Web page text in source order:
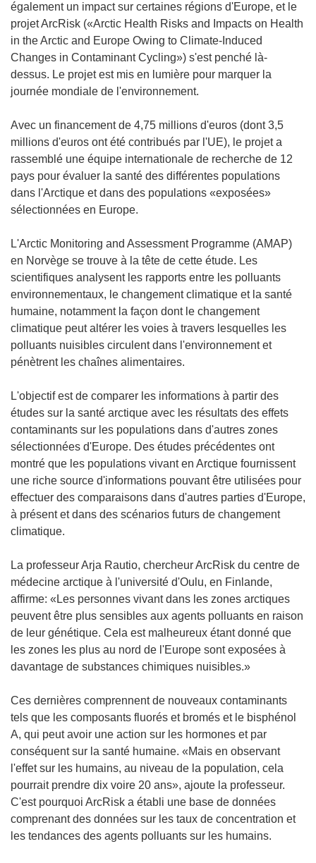
également un impact sur certaines régions d'Europe, et le
projet ArcRisk («Arctic Health Risks and Impacts on Health
in the Arctic and Europe Owing to Climate-Induced
Changes in Contaminant Cycling») s'est penché là-
dessus. Le projet est mis en lumière pour marquer la
journée mondiale de l'environnement.
Avec un financement de 4,75 millions d'euros (dont 3,5
millions d'euros ont été contribués par l'UE), le projet a
rassemblé une équipe internationale de recherche de 12
pays pour évaluer la santé des différentes populations
dans l'Arctique et dans des populations «exposées»
sélectionnées en Europe.
L'Arctic Monitoring and Assessment Programme (AMAP)
en Norvège se trouve à la tête de cette étude. Les
scientifiques analysent les rapports entre les polluants
environnementaux, le changement climatique et la santé
humaine, notamment la façon dont le changement
climatique peut altérer les voies à travers lesquelles les
polluants nuisibles circulent dans l'environnement et
pénètrent les chaînes alimentaires.
L'objectif est de comparer les informations à partir des
études sur la santé arctique avec les résultats des effets
contaminants sur les populations dans d'autres zones
sélectionnées d'Europe. Des études précédentes ont
montré que les populations vivant en Arctique fournissent
une riche source d'informations pouvant être utilisées pour
effectuer des comparaisons dans d'autres parties d'Europe,
à présent et dans des scénarios futurs de changement
climatique.
La professeur Arja Rautio, chercheur ArcRisk du centre de
médecine arctique à l'université d'Oulu, en Finlande,
affirme: «Les personnes vivant dans les zones arctiques
peuvent être plus sensibles aux agents polluants en raison
de leur génétique. Cela est malheureux étant donné que
les zones les plus au nord de l'Europe sont exposées à
davantage de substances chimiques nuisibles.»
Ces dernières comprennent de nouveaux contaminants
tels que les composants fluorés et bromés et le bisphénol
A, qui peut avoir une action sur les hormones et par
conséquent sur la santé humaine. «Mais en observant
l'effet sur les humains, au niveau de la population, cela
pourrait prendre dix voire 20 ans», ajoute la professeur.
C'est pourquoi ArcRisk a établi une base de données
comprenant des données sur les taux de concentration et
les tendances des agents polluants sur les humains.